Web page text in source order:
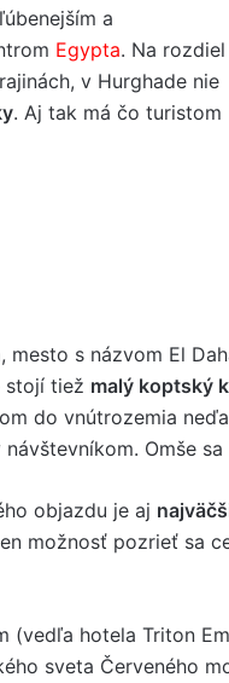
a
Egypta. Na
v Hurghade nie
. Aj tak má čo turistom
s názvom El
stojí tiež malý koptský
do vnútrozemia
Omše sa
objazdu je aj
možnosť pozrieť sa
(vedľa hotela Triton
sveta Červeného